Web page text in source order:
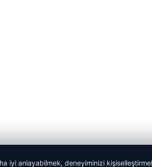
iyi anlayabilmek, deneyiminizi